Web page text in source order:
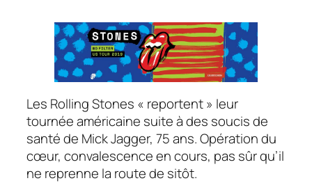
Les Rolling Stones « reportent » leur
tournée américaine suite à des soucis de
santé de Mick Jagger, 75 ans. Opération du
cœur, convalescence en cours, pas sûr qu’il
ne reprenne la route de sitôt.